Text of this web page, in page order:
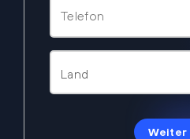
Weiter